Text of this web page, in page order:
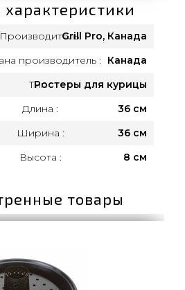
Производитель:Grill Pro, Канада
производитель :
Канада
Тип :
Ростеры для курицы
Длина :
36 см
Ширина :
36 см
Высота :
8 см
товары